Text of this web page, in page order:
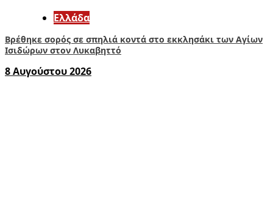
Ελλάδα
Βρέθηκε σορός σε σπηλιά κοντά στο εκκλησάκι των Αγίων
Ισιδώρων στον Λυκαβηττό
8 Αυγούστου 2026